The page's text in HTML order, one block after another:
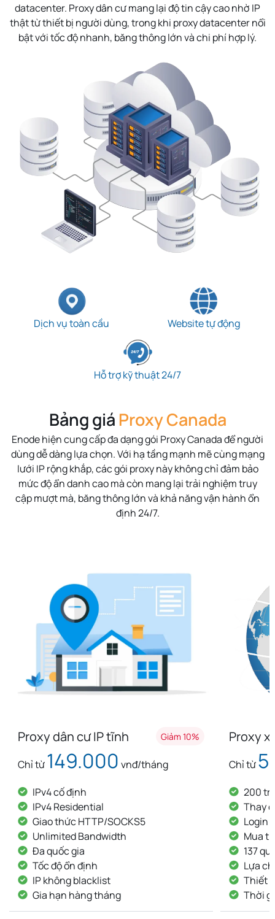
datacenter. Proxy dân cư mang lại độ tin cậy cao nhờ IP
thật từ thiết bị người dùng, trong khi proxy datacenter nổi
bật với tốc độ nhanh, băng thông lớn và chi phí hợp lý.
Dịch vụ toàn cầu Website tự động
Hỗ trợ kỹ thuật 24/7
Bảng giá Proxy Canada
Enode hiện cung cấp đa dạng gói Proxy Canada để người
dùng dễ dàng lựa chọn. Với hạ tầng mạnh mẽ cùng mạng
lưới IP rộng khắp, các gói proxy này không chỉ đảm bảo
mức độ ẩn danh cao mà còn mang lại trải nghiệm truy
cập mượt mà, băng thông lớn và khả năng vận hành ổn
định 24/7.
Proxy dân cư IP tĩnh Giảm 10%
Chỉ từ 149.000 vnđ/tháng
IPv4 cố định
IPv4 Residential
Giao thức HTTP/SOCKS5
Unlimited Bandwidth
Đa quốc gia
Tốc độ ổn định
IP không blacklist
Gia hạn hàng tháng
Proxy
Chỉ từ
200
Thay
Login
Mua
137
Lựa
Thiết
Thời